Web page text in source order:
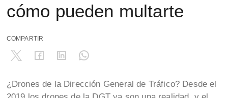
cómo pueden multarte
COMPARTIR
¿Drones de la Dirección General de Tráfico? Desde el